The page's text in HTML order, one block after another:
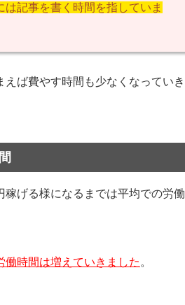
は記事を書く時間を指していま
ば費やす時間も少なくなっていき
げる様になるまでは平均での労働
働時間は増えていきました 。